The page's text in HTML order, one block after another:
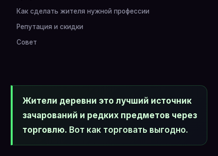
Как сделать жителя нужной профессии
Репутация и скидки
Совет
Жители деревни это лучший источник
зачарований и редких предметов через
торговлю. Вот как торговать выгодно.